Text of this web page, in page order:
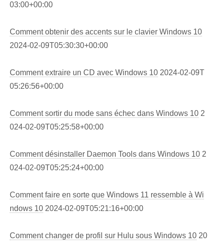
03:00+00:00
Comment obtenir des accents sur le clavier Windows 10
2024-02-09T05:30:30+00:00
Comment extraire un CD avec Windows 10 2024-02-09T
05:26:56+00:00
Comment sortir du mode sans échec dans Windows 10 2
024-02-09T05:25:58+00:00
Comment désinstaller Daemon Tools dans Windows 10 2
024-02-09T05:25:24+00:00
Comment faire en sorte que Windows 11 ressemble à Wi
ndows 10 2024-02-09T05:21:16+00:00
Comment changer de profil sur Hulu sous Windows 10 20